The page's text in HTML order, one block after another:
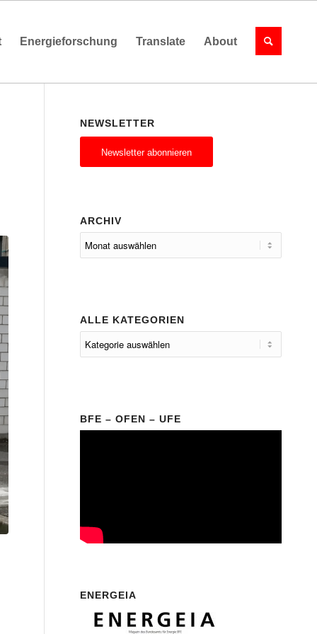
Energieforschung Translate About
NEWSLETTER
Newsletter abonnieren
ARCHIV
ALLE KATEGORIEN
BFE – OFEN – UFE
ENERGEIA